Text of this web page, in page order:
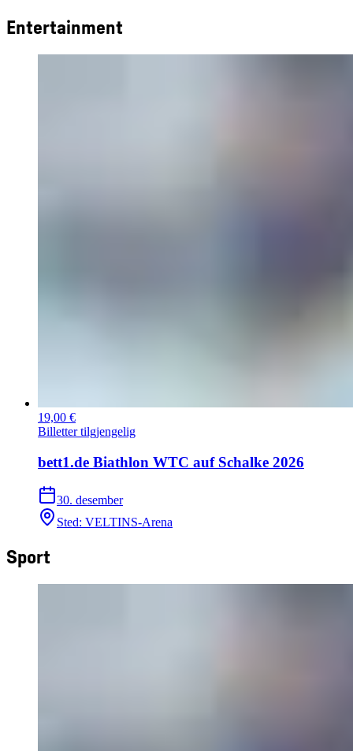
Entertainment
19,00 €
Billetter tilgjengelig
bett1.de Biathlon WTC auf Schalke 2026
30. desember
Sted: VELTINS-Arena
Sport